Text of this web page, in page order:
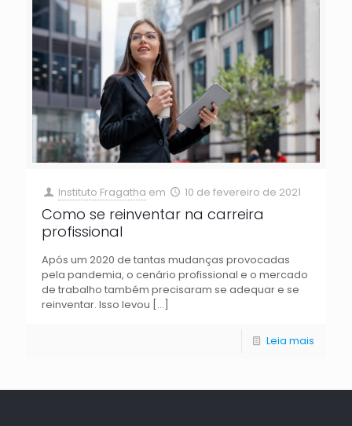
Instituto Fragatha em 10 de fevereiro de 2021
Como se reinventar na carreira
profissional
Após um 2020 de tantas mudanças provocadas
pela pandemia, o cenário profissional e o mercado
de trabalho também precisaram se adequar e se
reinventar. Isso levou […]
Leia mais